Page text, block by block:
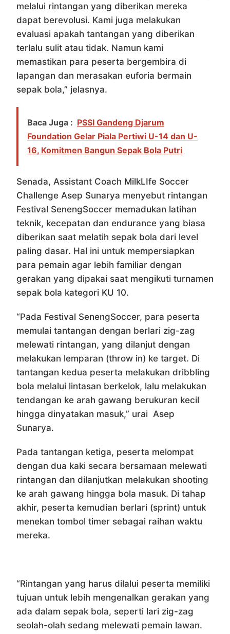
melalui rintangan yang diberikan mereka
dapat berevolusi. Kami juga melakukan
evaluasi apakah tantangan yang diberikan
terlalu sulit atau tidak. Namun kami
memastikan para peserta bergembira di
lapangan dan merasakan euforia bermain
sepak bola,” jelasnya.
Baca Juga : PSSI Gandeng Djarum
Foundation Gelar Piala Pertiwi U-14 dan U-
16, Komitmen Bangun Sepak Bola Putri
Senada, Assistant Coach MilkLIfe Soccer
Challenge Asep Sunarya menyebut rintangan
Festival SenengSoccer memadukan latihan
teknik, kecepatan dan endurance yang biasa
diberikan saat melatih sepak bola dari level
paling dasar. Hal ini untuk mempersiapkan
para pemain agar lebih familiar dengan
gerakan yang dipakai saat mengikuti turnamen
sepak bola kategori KU 10.
“Pada Festival SenengSoccer, para peserta
memulai tantangan dengan berlari zig-zag
melewati rintangan, yang dilanjut dengan
melakukan lemparan (throw in) ke target. Di
tantangan kedua peserta melakukan dribbling
bola melalui lintasan berkelok, lalu melakukan
tendangan ke arah gawang berukuran kecil
hingga dinyatakan masuk,” urai Asep
Sunarya.
Pada tantangan ketiga, peserta melompat
dengan dua kaki secara bersamaan melewati
rintangan dan dilanjutkan melakukan shooting
ke arah gawang hingga bola masuk. Di tahap
akhir, peserta kemudian berlari (sprint) untuk
menekan tombol timer sebagai raihan waktu
mereka.
“Rintangan yang harus dilalui peserta memiliki
tujuan untuk lebih mengenalkan gerakan yang
ada dalam sepak bola, seperti lari zig-zag
seolah-olah sedang melewati pemain lawan.